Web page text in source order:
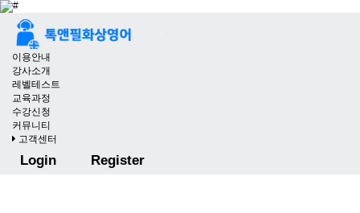
이용안내
강사소개
레벨테스트
교육과정
수강신청
커뮤니티
고객센터
Login Register